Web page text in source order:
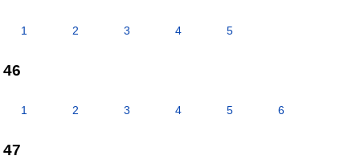
1 2 3 4 5
46
1 2 3 4 5 6
47